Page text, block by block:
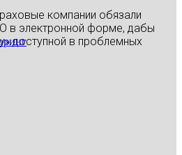
компании обязали
в электронной форме, дабы
доступной в проблемных